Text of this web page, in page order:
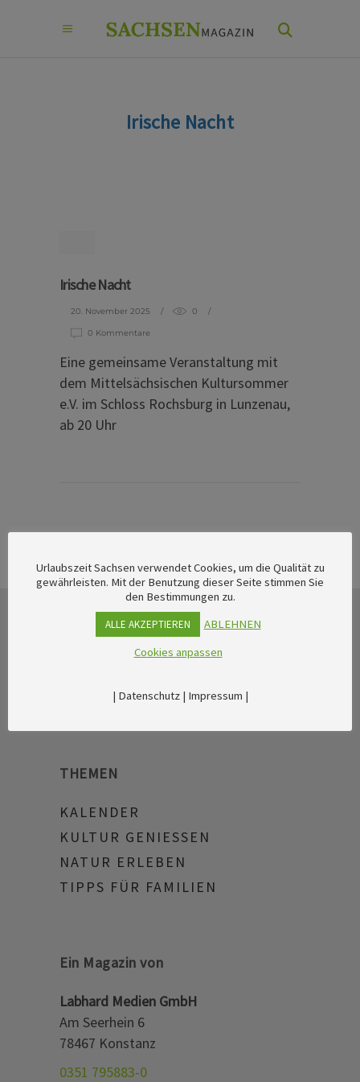
Irische Nacht
Irische Nacht
20. November 2025 0
0 Kommentare
Eine gemeinsame Veranstaltung mit
dem Mittelsächsischen Kultursommer
e.V. im Schloss Rochsburg in Lunzenau,
ab 20 Uhr
THEMEN
KALENDER
KULTUR GENIESSEN
NATUR ERLEBEN
TIPPS FÜR FAMILIEN
Ein Magazin von
Labhard Medien GmbH
Am Seerhein 6
78467 Konstanz
0351 795883-0
Urlaubszeit Sachsen verwendet Cookies, um die Qualität zu
gewährleisten. Mit der Benutzung dieser Seite stimmen Sie
den Bestimmungen zu.
ALLE AKZEPTIEREN
ABLEHNEN
Cookies anpassen
| Datenschutz| Impressum |